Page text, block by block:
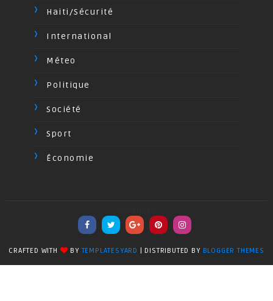
Haiti/Sécurité
International
Méteo
Politique
Société
Sport
Économie
CRAFTED WITH BYTEMPLATESYARD | DISTRIBUTED BY BLOGGER THEMES